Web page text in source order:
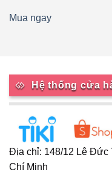
Mua ngay
Hệ thống cửa
Địa chỉ: 148/12 Lê Đức
Chí Minh